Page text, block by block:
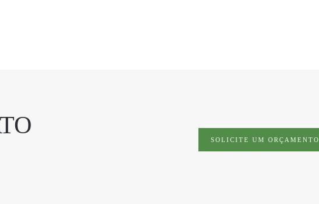
SOLICITE UM ORÇAMENTO